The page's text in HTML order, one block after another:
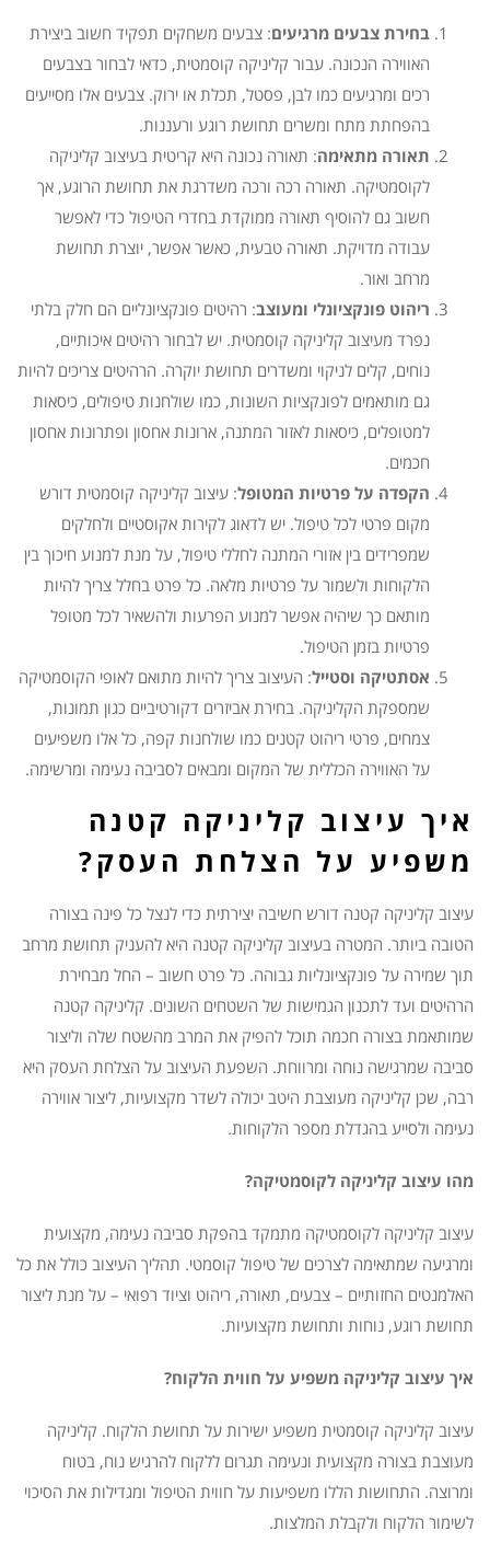
בחירת צבעים מרגיעים: צבעים משחקים תפקיד חשוב ביצירת
האווירה הנכונה. עבור קליניקה קוסמטית, כדאי לבחור בצבעים
רכים ומרגיעים כמו לבן, פסטל, תכלת או ירוק. צבעים אלו מסייעים
בהפחתת מתח ומשרים תחושת רוגע ורעננות.
תאורה מתאימה: תאורה נכונה היא קריטית בעיצוב קליניקה
לקוסמטיקה. תאורה רכה ורכה משדרגת את תחושת הרוגע, אך
חשוב גם להוסיף תאורה ממוקדת בחדרי הטיפול כדי לאפשר
עבודה מדויקת. תאורה טבעית, כאשר אפשר, יוצרת תחושת
מרחב ואור.
ריהוט פונקציונלי ומעוצב: רהיטים פונקציונליים הם חלק בלתי
נפרד מעיצוב קליניקה קוסמטית. יש לבחור רהיטים איכותיים,
נוחים, קלים לניקוי ומשדרים תחושת יוקרה. הרהיטים צריכים להיות
גם מותאמים לפונקציות השונות, כמו שולחנות טיפולים, כיסאות
למטופלים, כיסאות לאזור המתנה, ארונות אחסון ופתרונות אחסון
חכמים.
הקפדה על פרטיות המטופל: עיצוב קליניקה קוסמטית דורש
מקום פרטי לכל טיפול. יש לדאוג לקירות אקוסטיים ולחלקים
שמפרידים בין אזורי המתנה לחללי טיפול, על מנת למנוע חיכוך בין
הלקוחות ולשמור על פרטיות מלאה. כל פרט בחלל צריך להיות
מותאם כך שיהיה אפשר למנוע הפרעות ולהשאיר לכל מטופל
פרטיות בזמן הטיפול.
אסתטיקה וסטייל: העיצוב צריך להיות מתואם לאופי הקוסמטיקה
שמספקת הקליניקה. בחירת אביזרים דקורטיביים כגון תמונות,
צמחים, פרטי ריהוט קטנים כמו שולחנות קפה, כל אלו משפיעים
על האווירה הכללית של המקום ומבאים לסביבה נעימה ומרשימה.
איך עיצוב קליניקה קטנה
משפיע על הצלחת העסק?
עיצוב קליניקה קטנה דורש חשיבה יצירתית כדי לנצל כל פינה בצורה
הטובה ביותר. המטרה בעיצוב קליניקה קטנה היא להעניק תחושת מרחב
תוך שמירה על פונקציונליות גבוהה. כל פרט חשוב – החל מבחירת
הרהיטים ועד לתכנון הגמישות של השטחים השונים. קליניקה קטנה
שמותאמת בצורה חכמה תוכל להפיק את המרב מהשטח שלה וליצור
סביבה שמרגישה נוחה ומרווחת. השפעת העיצוב על הצלחת העסק היא
רבה, שכן קליניקה מעוצבת היטב יכולה לשדר מקצועיות, ליצור אווירה
נעימה ולסייע בהגדלת מספר הלקוחות.
מהו עיצוב קליניקה לקוסמטיקה?
עיצוב קליניקה לקוסמטיקה מתמקד בהפקת סביבה נעימה, מקצועית
ומרגיעה שמתאימה לצרכים של טיפול קוסמטי. תהליך העיצוב כולל את כל
האלמנטים החזותיים – צבעים, תאורה, ריהוט וציוד רפואי – על מנת ליצור
תחושת רוגע, נוחות ותחושת מקצועיות.
איך עיצוב קליניקה משפיע על חווית הלקוח?
עיצוב קליניקה קוסמטית משפיע ישירות על תחושת הלקוח. קליניקה
מעוצבת בצורה מקצועית ונעימה תגרום ללקוח להרגיש נוח, בטוח
ומרוצה. התחושות הללו משפיעות על חווית הטיפול ומגדילות את הסיכוי
לשימור הלקוח ולקבלת המלצות.